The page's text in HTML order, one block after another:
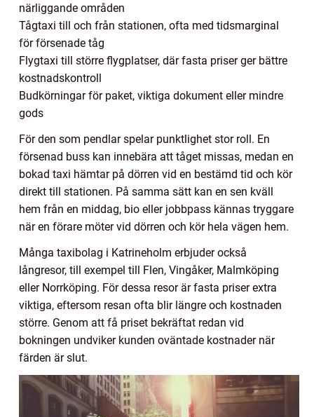
närliggande områden
Tågtaxi till och från stationen, ofta med tidsmarginal
för försenade tåg
Flygtaxi till större flygplatser, där fasta priser ger bättre
kostnadskontroll
Budkörningar för paket, viktiga dokument eller mindre
gods
För den som pendlar spelar punktlighet stor roll. En
försenad buss kan innebära att tåget missas, medan en
bokad taxi hämtar på dörren vid en bestämd tid och kör
direkt till stationen. På samma sätt kan en sen kväll
hem från en middag, bio eller jobbpass kännas tryggare
när en förare möter vid dörren och kör hela vägen hem.
Många taxibolag i Katrineholm erbjuder också
långresor, till exempel till Flen, Vingåker, Malmköping
eller Norrköping. För dessa resor är fasta priser extra
viktiga, eftersom resan ofta blir längre och kostnaden
större. Genom att få priset bekräftat redan vid
bokningen undviker kunden oväntade kostnader när
färden är slut.